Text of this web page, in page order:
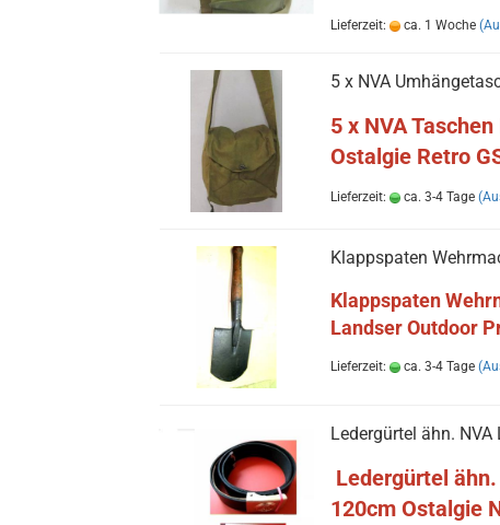
Lieferzeit: ca. 1 Woche
5 x NVA
5 x NVA
Ostalgie Retro
Lieferzeit: ca. 3-4 Tage
Klappspaten
Klappspaten
Landser Outdoor
Lieferzeit: ca. 3-4 Tage
Ledergürtel ähn.
Ledergürtel
120cm Ostalgie